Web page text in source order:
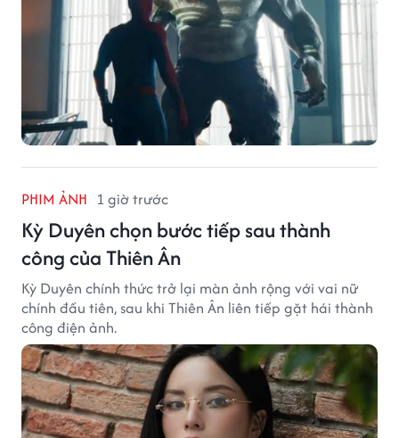
PHIM ẢNH 1 giờ trước
Kỳ Duyên chọn bước tiếp sau thành
công của Thiên Ân
Kỳ Duyên chính thức trở lại màn ảnh rộng với vai nữ
chính đầu tiên, sau khi Thiên Ân liên tiếp gặt hái thành
công điện ảnh.